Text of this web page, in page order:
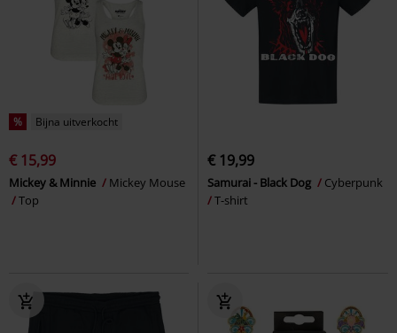
% Bijna uitverkocht
€ 15,99
Mickey & Minnie
Mickey Mouse
Top
€ 19,99
Samurai - Black Dog
Cyberpunk
T-shirt